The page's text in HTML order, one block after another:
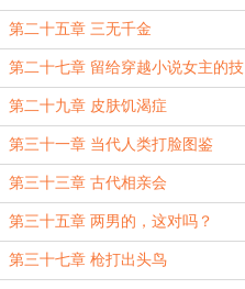
第二十五章 三无千金
第二十七章 留给穿越小说女主的技
能不多了
第二十九章 皮肤饥渴症
第三十一章 当代人类打脸图鉴
第三十三章 古代相亲会
第三十五章 两男的，这对吗？
第三十七章 枪打出头鸟